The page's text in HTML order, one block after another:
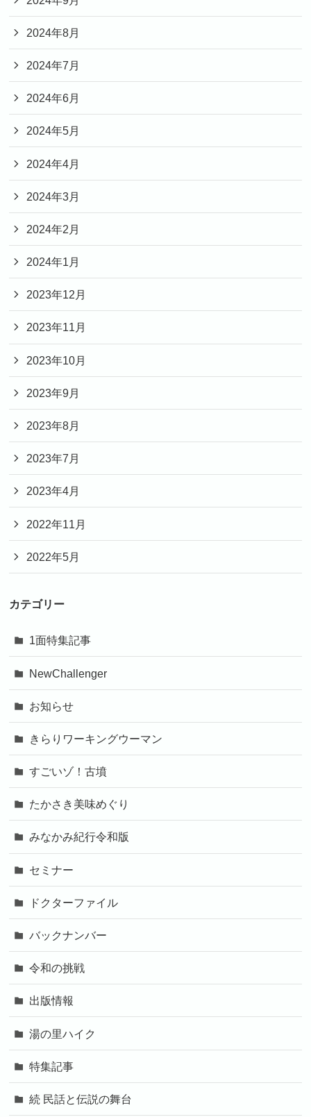
2024年8月
2024年7月
2024年6月
2024年5月
2024年4月
2024年3月
2024年2月
2024年1月
2023年12月
2023年11月
2023年10月
2023年9月
2023年8月
2023年7月
2023年4月
2022年11月
2022年5月
カテゴリー
1面特集記事
NewChallenger
お知らせ
きらりワーキングウーマン
すごいゾ！古墳
たかさき美味めぐり
みなかみ紀行令和版
セミナー
ドクターファイル
バックナンバー
令和の挑戦
出版情報
湯の里ハイク
特集記事
続 民話と伝説の舞台